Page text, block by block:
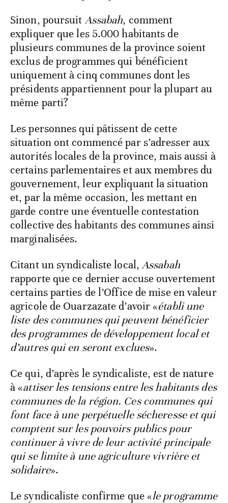
Sinon, poursuitAssabah, comment
expliquer que les 5.000 habitants de
plusieurs communes de la province soient
exclus de programmes qui bénéficient
uniquement à cinq communes dont les
présidents appartiennent pour la plupart au
même parti?
Les personnes qui pâtissent de cette
situation ont commencé par s’adresser aux
autorités locales de la province, mais aussi à
certains parlementaires et aux membres du
gouvernement, leur expliquant la situation
et, par la même occasion, les mettant en
garde contre une éventuelle contestation
collective des habitants des communes ainsi
marginalisées.
Citant un syndicaliste local,Assabah
rapporte que ce dernier accuse ouvertement
certains parties de l’Office de mise en valeur
agricole de Ouarzazate d’avoir «établi une
liste des communes qui peuvent bénéficier
des programmes de développement local et
d’autres qui en seront exclues».
Ce qui, d’après le syndicaliste, est de nature
à «attiser les tensions entre les habitants des
communes de la région. Ces communes qui
font face à une perpétuelle sécheresse et qui
comptent sur les pouvoirs publics pour
continuer à vivre de leur activité principale
qui se limite à une agriculture vivrière et
solidaire».
Le syndicaliste confirme que «le programme